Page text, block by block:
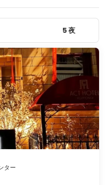
築地魚市場、秋葉原電子市
草の静かなエリアには、浅草
など必見のアトラクションが
む上野エリアがあります。伝
教寺院を見るのに最適な場所
す。東京は、誰もが楽しめる
ングエリア、有名なナイトラ
して素晴らしい景色がありま
5 夜
ター